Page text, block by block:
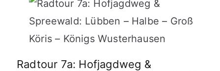
Radtour 7a: Hofjagdweg &